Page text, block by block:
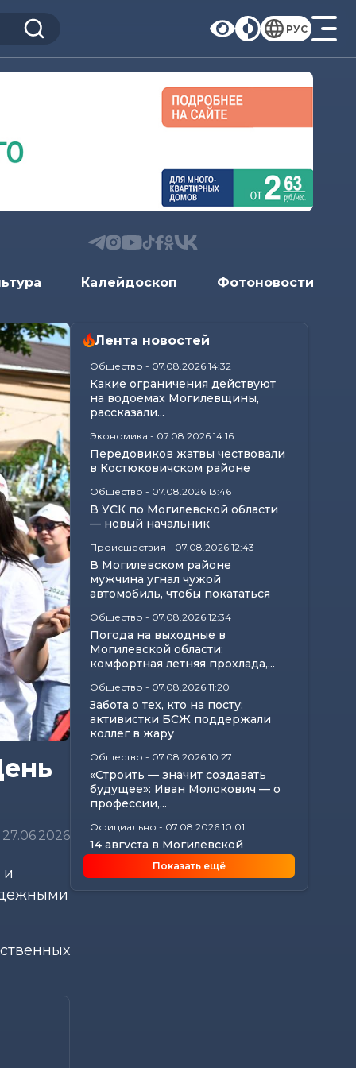
РУС
Калейдоскоп Фотоновости
27.06.2026
Лента новостей
Общество - 07.08.2026 14:32
Какие ограничения действуют
на водоемах Могилевщины,
рассказали...
Экономика - 07.08.2026 14:16
Передовиков жатвы чествовали
в Костюковичском районе
Общество - 07.08.2026 13:46
В УСК по Могилевской области
— новый начальник
Происшествия - 07.08.2026 12:43
В Могилевском районе
мужчина угнал чужой
автомобиль, чтобы покататься
Общество - 07.08.2026 12:34
Погода на выходные в
Могилевской области:
комфортная летняя прохлада,...
Общество - 07.08.2026 11:20
Забота о тех, кто на посту:
активистки БСЖ поддержали
коллег в жару
Общество - 07.08.2026 10:27
«Строить — значит создавать
будущее»: Иван Молокович — о
профессии,...
Официально - 07.08.2026 10:01
14 августа в Могилевской
области пройдет прямая линия
по вопросам...
Показать ещё